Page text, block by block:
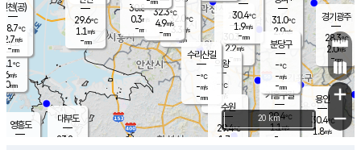
의도
℃
m/s
mm
영흥도
과천
30.3℃
2.2m/s
- mm
용인
30.4℃
1.8m/s
경기광주
28.3℃
2.0m/s
-mm
대부도
23.8
의왕
- ℃
m/s
mm
32.0
℃
3.3 m/s
-mm
30.8℃
0.3m/s
-mm
32.3℃
4.9m/s
-mm
31.0℃
2.9m/s
-mm
30.4℃
1.9m/s
-mm
기흥구갈
29.4℃
1.1m/s
-
수리산길
-℃
-m/s
-mm
분당구
-℃
-m/s
-mm
인천(공)
28.7℃
2.7m/s
-mm
수원
29.4℃
1.7 m/s
29.6℃
1.1 m/s
-mm
+
−
20 km